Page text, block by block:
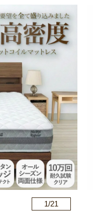
ワークデスク ウィルトンラ
1/21